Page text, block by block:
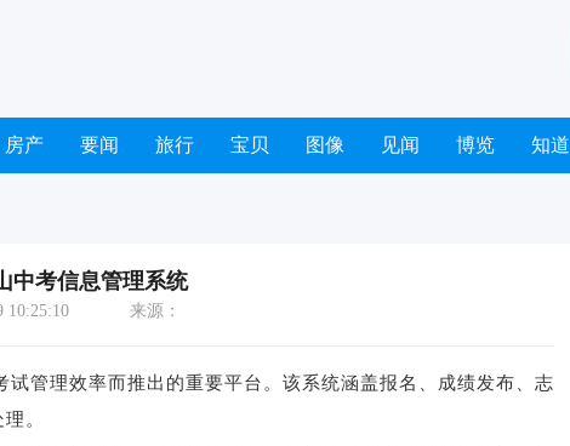
房产 要闻 旅行 宝贝 图像 见闻 博览 知道
中考信息管理系统
10:25:10 来源：
管理效率而推出的重要平台。该系统涵盖报名、成绩发布、志
。